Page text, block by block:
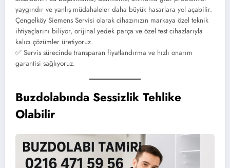
yaygındır ve yanlış müdahaleler daha büyük hasarlara yol açabilir.
Çengelköy Siemens Servisi olarak cihazınızın markaya özel teknik
ihtiyaçlarını biliyor, orijinal yedek parça ve özel test cihazlarıyla
kalıcı çözümler üretiyoruz.
✅ Servis sürecinde transparan fiyatlandırma ve hızlı onarım
garantisi sağlıyoruz.
Buzdolabında Sessizlik Tehlike
Olabilir